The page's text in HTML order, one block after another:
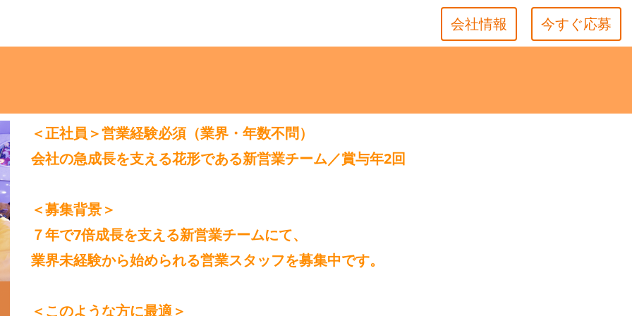
今すぐ応募
会社情報
＜正社員＞営業経験必須（業界・年数不問）
会社の急成長を支える花形である新営業チーム／賞与年2回
＜募集背景＞
７年で7倍成長を支える新営業チームにて、
業界未経験から始められる営業スタッフを募集中です。
＜このような方に最適＞